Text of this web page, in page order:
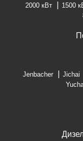
2000 кВт
1500
Jenbacher Jichai